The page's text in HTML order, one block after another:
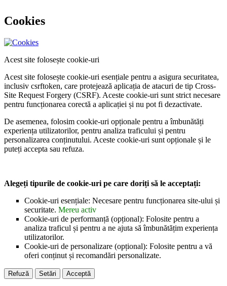
Cookies
Acest site folosește cookie-uri
Acest site folosește cookie-uri esențiale pentru a asigura securitatea,
inclusiv csrftoken, care protejează aplicația de atacuri de tip Cross-
Site Request Forgery (CSRF). Aceste cookie-uri sunt strict necesare
pentru funcționarea corectă a aplicației și nu pot fi dezactivate.
De asemenea, folosim cookie-uri opționale pentru a îmbunătăți
experiența utilizatorilor, pentru analiza traficului și pentru
personalizarea conținutului. Aceste cookie-uri sunt opționale și le
puteți accepta sau refuza.
Alegeți tipurile de cookie-uri pe care doriți să le acceptați:
Cookie-uri esențiale: Necesare pentru funcționarea site-ului și
securitate. Mereu activ
Cookie-uri de performanță (opțional): Folosite pentru a
analiza traficul și pentru a ne ajuta să îmbunătățim experiența
utilizatorilor.
Cookie-uri de personalizare (opțional): Folosite pentru a vă
oferi conținut și recomandări personalizate.
Refuză Setări Acceptă